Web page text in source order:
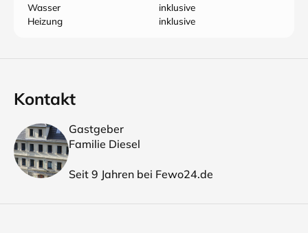
Wasser
inklusive
Heizung
inklusive
Kontakt
Gastgeber
Familie Diesel
Seit 9 Jahren bei Fewo24.de